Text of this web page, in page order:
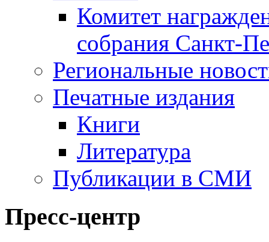
Комитет
собрания Санкт-
Региональные
Печатные издания
Книги
Литература
Публикации в СМИ
Пресс-центр